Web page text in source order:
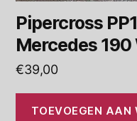
Pipercross
Mercedes 190
€39,00
TOEVOEGEN AAN